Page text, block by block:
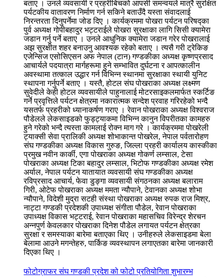
बताए । उनले व्यवसायी र प्रहरीबिचको आपसी समन्वयले मात्रै सुरक्षित
पर्यटकीय वातावरण निर्माण गर्न सकिने बताउँदै यस्ता संवादलाई
निरन्तरता दिनुपर्नेमा जोड दिए । कार्यक्रममा पोखरा पर्यटन परिषद्का
पुर्व अध्यक्ष गोपीबहादुर भट्टराईले पोखरा सुरक्षाका लागि सिसी क्यामेरा
जडान गर्नु पर्ने बताए । उनले आधुनिक क्यामेरा जडान गरेर पोखरालाई
अझ सुरक्षीत शहर बनाउनु आवश्यक रहेको बताए । त्यसै गरी ट्रेकिङ
एजेन्सिज एसोसिएसन अफ नेपाल (टान) गण्डकीका अध्यक्ष कृष्णप्रसाद
आचार्यले पदयात्रा मार्गहरूमा हुने सम्भावित दुर्घटना र आपत्कालीन
अवस्थामा तत्काल उद्धार गर्न विभिन्न स्थानमा सुरक्षाका स्थायी युनिट
स्थापना गर्नुपर्ने बताए । यस्तै, होटल संघ पोखराका अध्यक्ष लक्ष्मण
सुवेदीले केही होटल व्यवसायीले पाहुनालाई मोटरसाइकलमार्फत स्कर्टिङ
गर्ने प्रवृत्तिले पर्यटन क्षेत्रमा नकारात्मक सन्देश प्रवाह गरिरहेको भन्दै
यसतर्फ प्रहरीको ध्यानाकर्षण गराए । रेवान पोखराका अध्यक्ष विश्वराज
पौडेलले लेकसाइडको फुड्ट्याकमा विभिन्न कानुन विपरीतका कामहरु
हुने गरेको भन्दै त्यस्ता कामलाई रोक्न माग गरे । कार्यक्रममा पोखरेली
ट्याक्सी सेवा प्रालिकी अध्यक्ष शोभाकान्त पोखरेल, नेपाल पर्वतारोहण
संघ गण्डकीका अध्यक्ष विकास गुरुङ, जिल्ला प्रहरी कार्यालय कास्कीका
प्रमुख नवीन कार्की, एगा पोखराका अध्यक्ष गोकर्ण लम्साल, टेसा
पोखराका अध्यक्ष टिका बहादुर लम्साल, भिटोफ गण्डकीका अध्यक्ष रमेश
अर्याल, नेपाल पर्यटन यातायात व्यवसायी संघ गण्डकीका अध्यक्ष
रविप्रसाद आचार्य, फेवा डुङ्गा व्यवसायी संगठनका अध्यक्ष बलाराम
गिरी, ओटेफ पोखराका अध्यक्ष ममता न्यौपाने, टेवानका अध्यक्ष शोभा
न्यौपाने, विदेशी मुद्रा सटही संस्था पोखराका अध्यक्ष रुपक राज मिश्र,
नाट्टा गण्डकी प्रदेशकी उपाध्यक्ष संगीता पौडेल, रेवान पोखराका
उपाध्यक्ष विकास भट्टराई, रेवान पोखराका महासचिव विरेन्द्र शेरचन
अन्नपुर्ण केवलकार पोखराका दिनेश पौडेल लगायत पर्यटन क्षेत्रका
सुरक्षा र समस्याका बारेमा बताएका थिए । उनीहरुले लेकसाइडमा बेला
बेलामा आउने मगन्तेहरु, पार्किङ व्यवस्थापन लगाएतका बारेमा जानकारी
दिएका थिए ।
फोटोग्राफर संघ गण्डकी प्रदेश को फोटो प्रतियोगिता शुभारम्भ